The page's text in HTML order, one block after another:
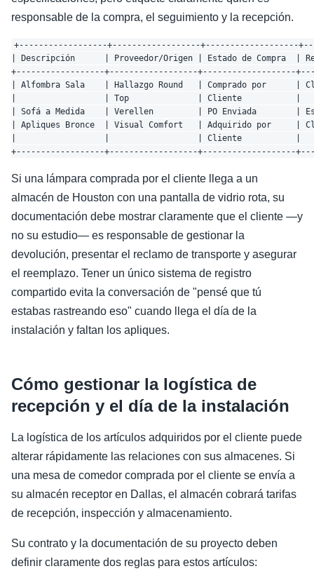
responsable de la compra, el seguimiento y la recepción.
+------------------+------------------+-------------------
| Descripción      | Proveedor/Origen | Estado de Compra  |
+------------------+------------------+-------------------
| Alfombra Sala    | Hallazgo Round   | Comprado por      |
|                  | Top              | Cliente
| Sofá a Medida    | Verellen         | PO Enviada        |
| Apliques Bronce  | Visual Comfort   | Adquirido por     |
|                  |                  | Cliente           |
Si una lámpara comprada por el cliente llega a un
almacén de Houston con una pantalla de vidrio rota, su
documentación debe mostrar claramente que el cliente —y
no su estudio— es responsable de gestionar la
devolución, presentar el reclamo de transporte y asegurar
el reemplazo. Tener un único sistema de registro
compartido evita la conversación de "pensé que tú
estabas rastreando eso" cuando llega el día de la
instalación y faltan los apliques.
Cómo gestionar la logística de
recepción y el día de la instalación
La logística de los artículos adquiridos por el cliente puede
alterar rápidamente las relaciones con sus almacenes. Si
una mesa de comedor comprada por el cliente se envía a
su almacén receptor en Dallas, el almacén cobrará tarifas
de recepción, inspección y almacenamiento.
Su contrato y la documentación de su proyecto deben
definir claramente dos reglas para estos artículos: